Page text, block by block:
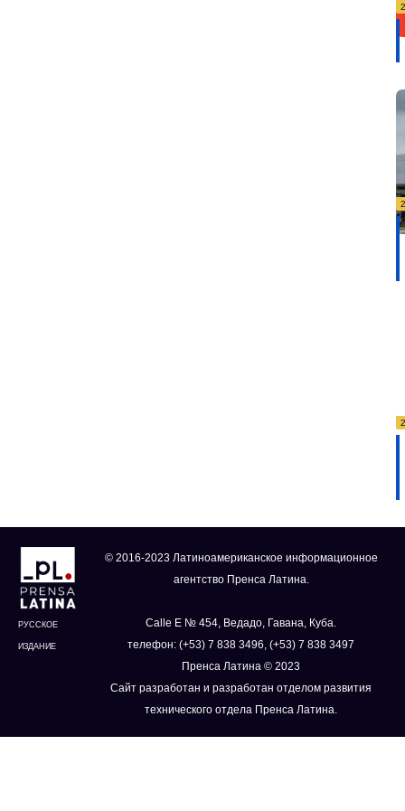
РУССКОЕ
ИЗДАНИЕ
© 2016-2023 Латиноамериканское информационное
агентство Пренса Латина.
Calle E № 454, Ведадо, Гавана, Куба.
телефон: (+53) 7 838 3496, (+53) 7 838 3497
Пренса Латина © 2023
Сайт разработан и разработан отделом развития
технического отдела Пренса Латина.